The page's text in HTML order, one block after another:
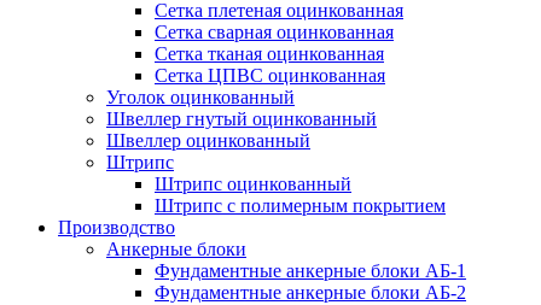
Сетка плетеная оцинкованная
Сетка сварная оцинкованная
Сетка тканая оцинкованная
Сетка ЦПВС оцинкованная
Уголок оцинкованный
Швеллер гнутый оцинкованный
Швеллер оцинкованный
Штрипс
Штрипс оцинкованный
Штрипс с полимерным покрытием
Производство
Анкерные блоки
Фундаментные анкерные блоки АБ-1
Фундаментные анкерные блоки АБ-2